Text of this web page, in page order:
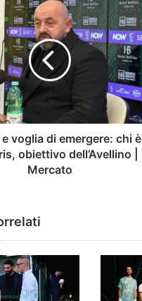
voglia di emergere: chi è
obiettivo dell’Avellino |
Mercato